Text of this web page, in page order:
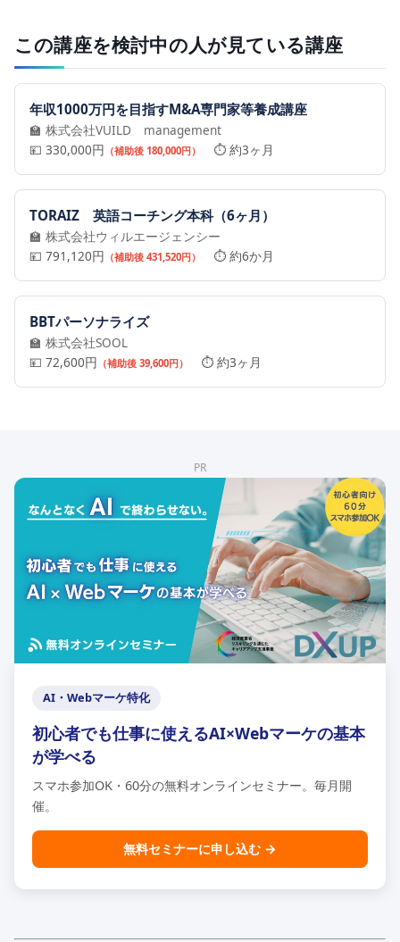
この講座を検討中の人が見ている講座
年収1000万円を目指すM&A専門家等養成講座
🏫 株式会社VUILD management
💴 330,000円 （補助後 180,000円） ⏱️ 約3ヶ月
TORAIZ 英語コーチング本科（6ヶ月）
🏫 株式会社ウィルエージェンシー
💴 791,120円 （補助後 431,520円） ⏱️ 約6か月
BBTパーソナライズ
🏫 株式会社SOOL
💴 72,600円 （補助後 39,600円） ⏱️ 約3ヶ月
PR
AI・Webマーケ特化
初心者でも仕事に使えるAI×Webマーケの基本
が学べる
スマホ参加OK・60分の無料オンラインセミナー。毎月開
催。
無料セミナーに申し込む →